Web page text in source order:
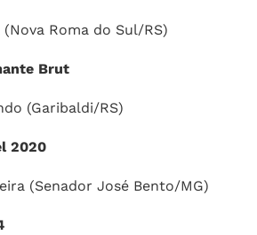
Roma do Sul/RS)
Brut
(Garibaldi/RS)
2020
(Senador José Bento/MG)